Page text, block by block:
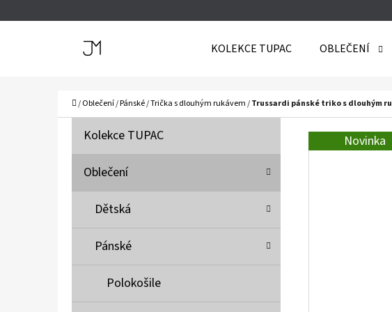
KOLEKCE TUPAC OBLEČENÍ
Domů
/Oblečení/Pánské/Trička s dlouhým rukávem/Trussardi pánské triko s dlouhým
Přeskočit
K Kolekce TUPAC
Oblečení
Dětská
Pánské
Polokošile
Novinka